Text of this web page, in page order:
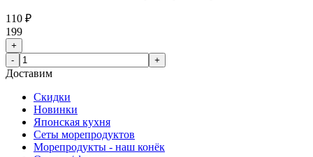
110 ₽
199
+
-
+
Доставим
Скидки
Новинки
Японская кухня
Сеты морепродуктов
Морепродукты - наш конёк